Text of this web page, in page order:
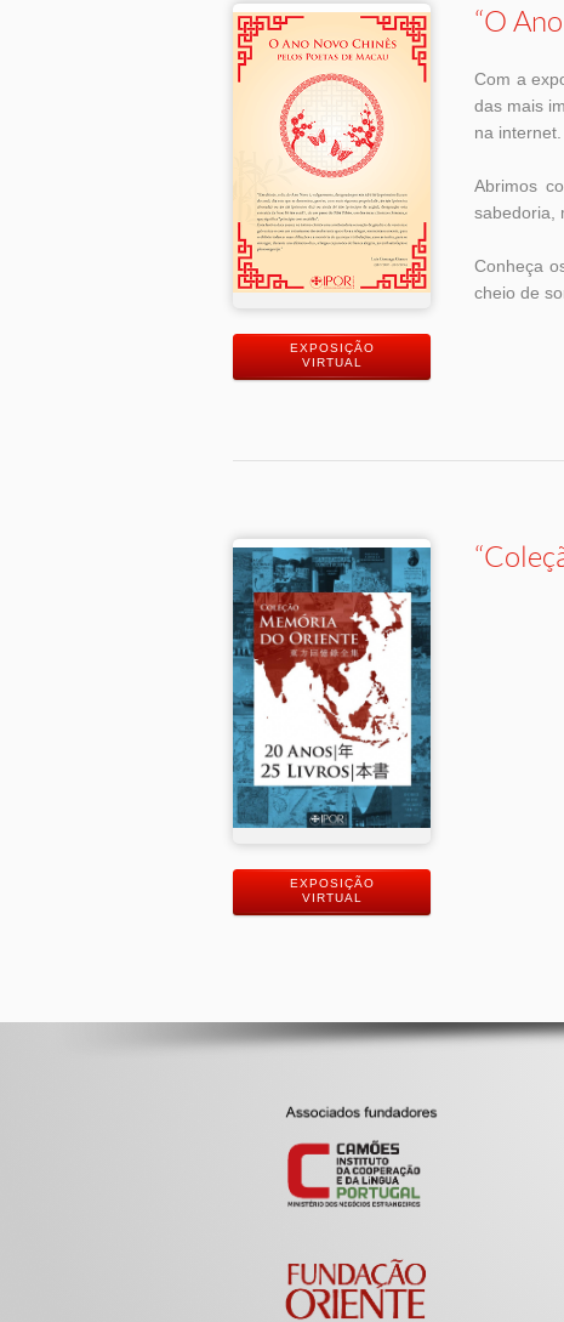
EXPOSIÇÃO
VIRTUAL
“O
Com a
das mais
na internet.
Abrimos
sabedoria,
Conheça
cheio de
EXPOSIÇÃO
VIRTUAL